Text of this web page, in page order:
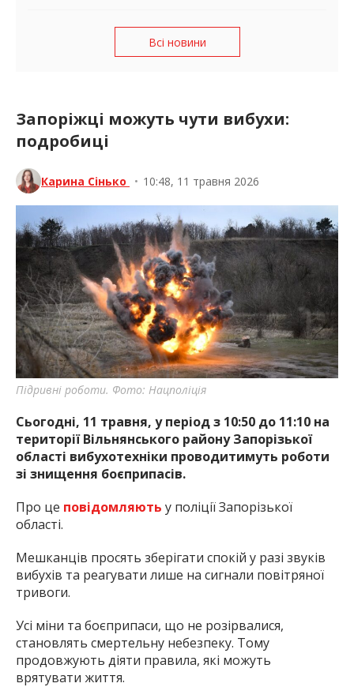
Всі новини
Запоріжці можуть чути вибухи:
подробиці
Карина Сінько • 10:48, 11 травня 2026
Підривні роботи. Фото: Нацполіція
Сьогодні, 11 травня, у період з 10:50 до 11:10 на
території Вільнянського району Запорізької
області вибухотехніки проводитимуть роботи
зі знищення боєприпасів.
Про це повідомляють у поліції Запорізької
області.
Мешканців просять зберігати спокій у разі звуків
вибухів та реагувати лише на сигнали повітряної
тривоги.
Усі міни та боєприпаси, що не розірвалися,
становлять смертельну небезпеку. Тому
продовжують діяти правила, які можуть
врятувати життя.